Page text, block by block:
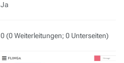
Ja
0 (0 Weiterleitungen; 0 Unterseiten)